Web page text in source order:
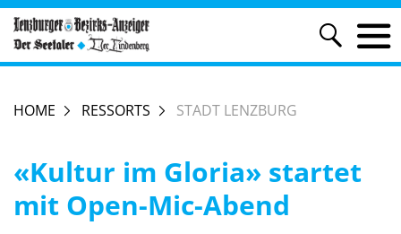
HOME RESSORTS STADT LENZBURG
«Kultur im Gloria» startet
mit Open-Mic-Abend